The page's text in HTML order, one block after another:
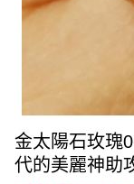
金太陽石玫瑰
代的美麗神助